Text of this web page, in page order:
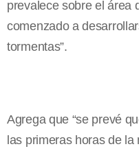
prevalece sobre el área
comenzado a
tormentas”.
Agrega que “se prevé
las primeras horas de